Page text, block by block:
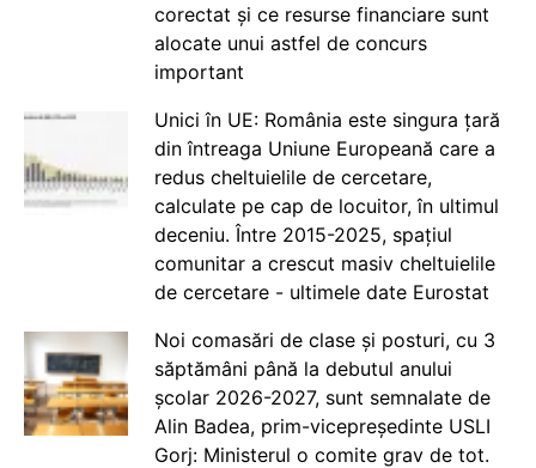
corectat și ce resurse financiare sunt
alocate unui astfel de concurs
important
Unici în UE: România este singura țară
din întreaga Uniune Europeană care a
redus cheltuielile de cercetare,
calculate pe cap de locuitor, în ultimul
deceniu. Între 2015-2025, spațiul
comunitar a crescut masiv cheltuielile
de cercetare - ultimele date Eurostat
Noi comasări de clase și posturi, cu 3
săptămâni până la debutul anului
școlar 2026-2027, sunt semnalate de
Alin Badea, prim-vicepreședinte USLI
Gorj: Ministerul o comite grav de tot.